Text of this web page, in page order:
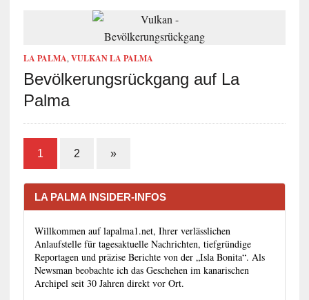
LA PALMA, VULKAN LA PALMA
Bevölkerungsrückgang auf La
Palma
1 2 »
LA PALMA INSIDER-INFOS
Willkommen auf lapalma1.net, Ihrer verlässlichen
Anlaufstelle für tagesaktuelle Nachrichten, tiefgründige
Reportagen und präzise Berichte von der „Isla Bonita“. Als
Newsman beobachte ich das Geschehen im kanarischen
Archipel seit 30 Jahren direkt vor Ort.